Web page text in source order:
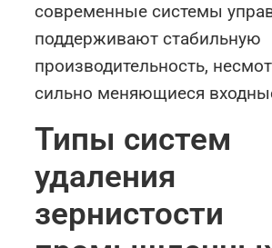
современные системы
поддерживают стабильную
производительность,
сильно меняющиеся
Типы систем
удаления
зернистости